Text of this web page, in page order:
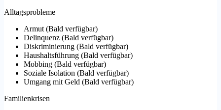
Alltagsprobleme
Armut (Bald verfügbar)
Delinquenz (Bald verfügbar)
Diskriminierung (Bald verfügbar)
Haushaltsführung (Bald verfügbar)
Mobbing (Bald verfügbar)
Soziale Isolation (Bald verfügbar)
Umgang mit Geld (Bald verfügbar)
Familienkrisen